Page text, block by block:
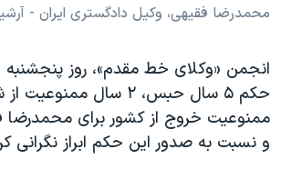
علم و فناوری
گالری عکس
آرشیو پخش زنده
رمز مهسا
اعتراضات زن، زندگی، آزادی
مجموعه مستندهای دادخواهی
تریبونال مردمی آبان ۹۸
محمدرضا فقیهی، وکیل دادگستری ایران -
حکم ۵ سال حبس، ۲ سال
ممنوعیت خروج از کشور برای محمدرضا
و نسبت به صدور این حکم ابراز نگرانی